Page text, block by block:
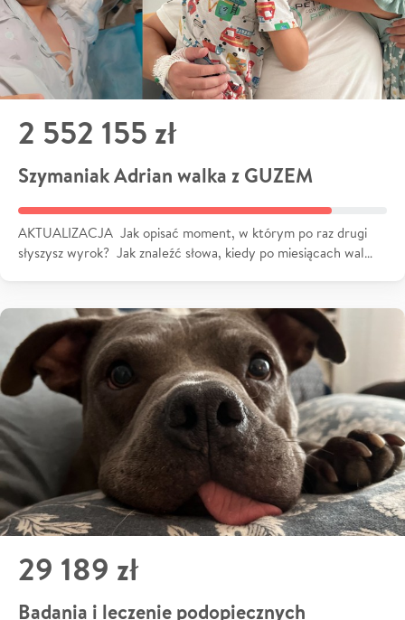
2 552 155 zł
Szymaniak Adrian walka z GUZEM
AKTUALIZACJA Jak opisać moment, w którym po raz drugi
słyszysz wyrok? Jak znaleźć słowa, kiedy po miesiącach wal…
29 189 zł
Badania i leczenie podopiecznych